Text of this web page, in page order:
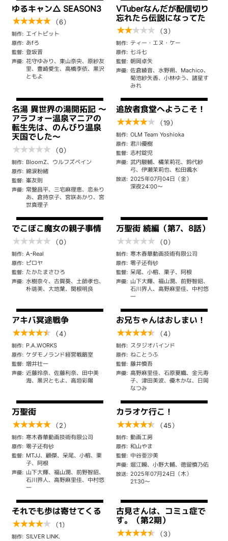
ゆるキャン△ SEASON3
★★★★★ （6）
制作: エイトビット
原作: あfろ
監督: 登坂晋
声優: 花守ゆみり、東山奈央、原紗友
里、豊崎愛生、高橋李依、黒沢
ともよ
VTuberなんだが配信切り
忘れたら伝説になってた
★★★★★ （3）
制作: ティー・エヌ・ケー
原作: 七斗七
監督: 朝岡卓矢
声優: 佐倉綾音、水野朔、Machico、
菊池紗矢香、小林ゆう、諸星す
みれ
名湯 異世界の湯開拓記 ～
アラフォー温泉マニアの
転生先は、のんびり温泉
天国でした～
★★★★★ （0）
制作: BloomZ、ウルフズベイン
原作: 綿涙粉緒
監督: 峯友則
声優: 常盤昌平、三宅麻理恵、恋糸り
あ、倉持京子、宮咲あかり、宮
世真理子
追放者食堂へようこそ！
★★★★★ （19）
制作: OLM Team Yoshioka
原作: 君川優樹
監督: 志村錠児
声優: 武内駿輔、橘茉莉花、鈴代紗
弓、伊瀬茉莉也、松田颯水
放送: 2025年07月04日（金）
深夜24:00～
でこぼこ魔女の親子事情
★★★★★ （0）
制作: A-Real
原作: ピロヤ
監督: たかたまさひろ
声優: 水樹奈々、古賀葵、土師孝也、
朴璐美、大地葉、関根明良
万聖街 続編（第7、8話）
★★★★★ （0）
制作: 寒木春華動画技術有限公司
原作: 零子还有钞
監督: 呆尾、小榕、栗子、阿根
声優: 山下大輝、福山潤、前野智昭、
石川界人、高野麻里佳、中村悠
一
アキバ冥途戦争
★★★★★ （4）
制作: P.A.WORKS
原作: ケダモノランド経営戦略室
監督: 増井壮一
声優: 近藤玲奈、佐藤利奈、田中美
海、黒沢ともよ、高垣彩陽
お兄ちゃんはおしまい！
★★★★★ （4）
制作: スタジオバインド
原作: ねことうふ
監督: 藤井慎吾
声優: 高野麻里佳、石原夏織、金元寿
子、津田美波、優木かな、日岡
なつみ
万聖街
★★★★★ （2）
制作: 寒木春華動画技術有限公司
原作: 零子还有钞
監督: MTJJ、顧傑、呆尾、小榕、栗
子、阿根
声優: 山下大輝、福山潤、前野智昭、
石川界人、高野麻里佳、中村悠
一
カラオケ行こ！
★★★★★ （45）
制作: 動画⼯房
原作: 和山やま
監督: 中谷亜沙美
声優: 堀江瞬、小野大輔、徳留慎乃佑
放送: 2025年07月24日（木）
21:30～
それでも歩は寄せてくる
★★★★★ （1）
制作: SILVER LINK.
古見さんは、コミュ症で
す。（第2期）
★★★★★ （3）